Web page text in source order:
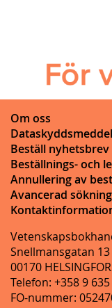
Om oss
Beställ nyhetsbrev
Beställnings- och
Annullering av
Avancerad sökning
Snellmansgatan 13
00170
Telefon: +358 9
FO-nummer: